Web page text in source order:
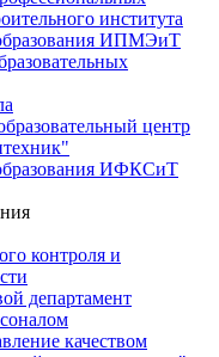
института
ИПМЭиТ
центр
ИФКСиТ
контроля и
департамент
качеством